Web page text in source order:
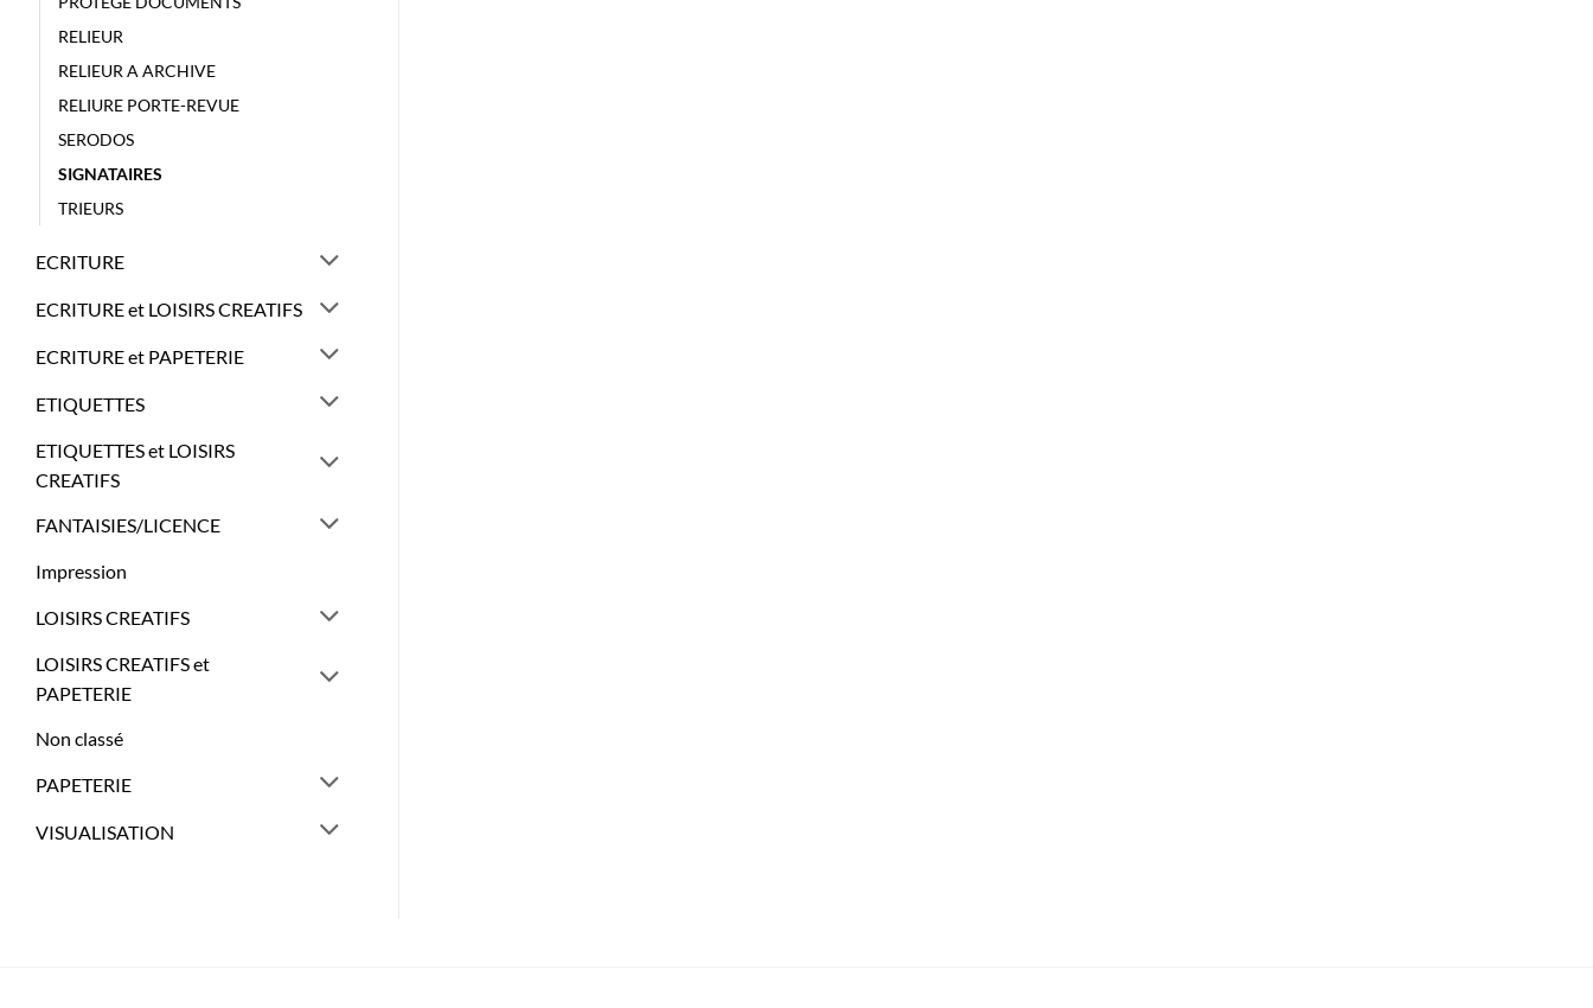
RELIEUR
RELIEUR A ARCHIVE
RELIURE PORTE-REVUE
SERODOS
SIGNATAIRES
TRIEURS
ECRITURE
ECRITURE et LOISIRS CREATIFS
ECRITURE et PAPETERIE
ETIQUETTES
ETIQUETTES et LOISIRS
CREATIFS
FANTAISIES/LICENCE
Impression
LOISIRS CREATIFS
LOISIRS CREATIFS et
PAPETERIE
Non classé
PAPETERIE
VISUALISATION